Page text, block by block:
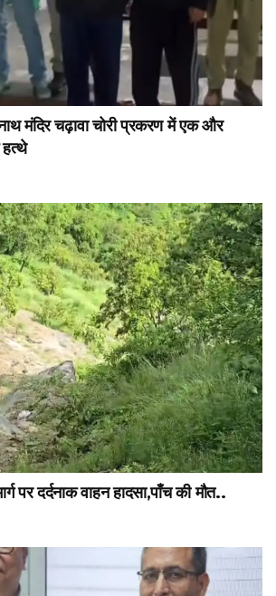
मंदिर चढ़ावा चोरी प्रकरण में एक और
पर दर्दनाक वाहन हादसा,पाँच की मौत..